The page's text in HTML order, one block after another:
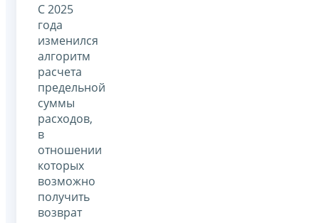
С 2025
года
изменился
алгоритм
расчета
предельной
суммы
расходов,
в
отношении
которых
возможно
получить
возврат